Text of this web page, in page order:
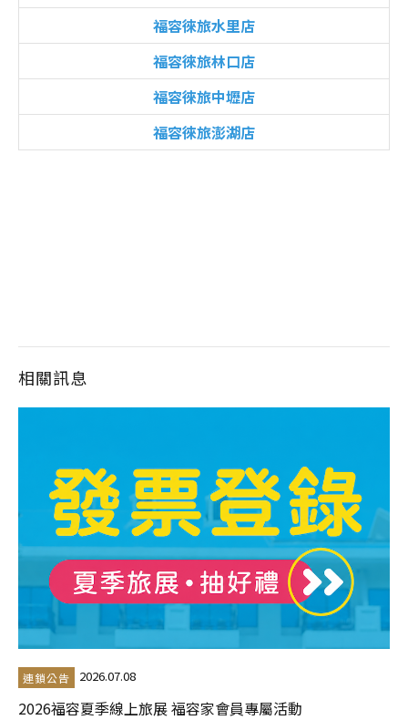
福容徠旅水里店
福容徠旅林口店
福容徠旅中壢店
福容徠旅澎湖店
相關訊息
連鎖公告 2026.07.08
2026福容夏季線上旅展 福容家會員專屬活動